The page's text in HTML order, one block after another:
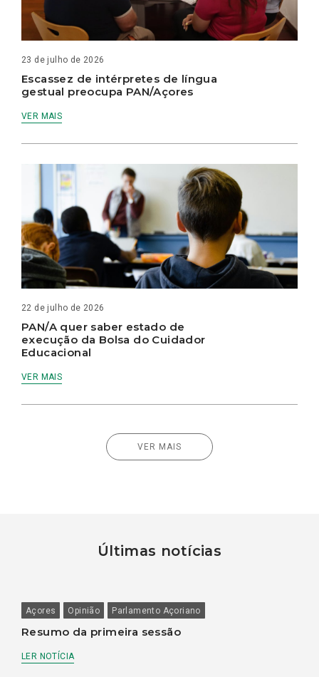
23 de julho de 2026
Escassez de intérpretes de língua
gestual preocupa PAN/Açores
VER MAIS
22 de julho de 2026
PAN/A quer saber estado de
execução da Bolsa do Cuidador
Educacional
VER MAIS
VER MAIS
Últimas notícias
Açores Opinião Parlamento Açoriano
Resumo da primeira sessão
LER NOTÍCIA